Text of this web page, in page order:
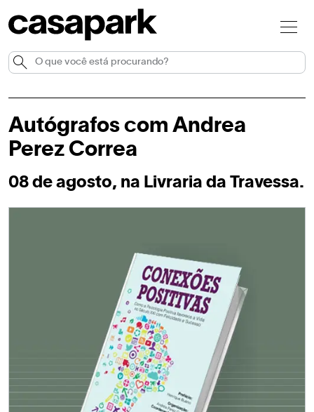
Autógrafos com Andrea
Perez Correa
08 de agosto, na Livraria da Travessa.